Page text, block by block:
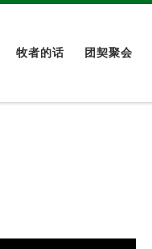
牧者的话 团契聚会